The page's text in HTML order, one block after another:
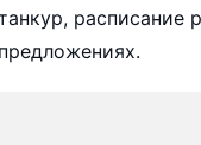
расписание